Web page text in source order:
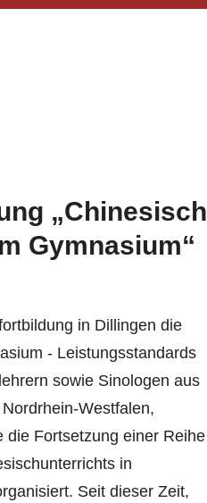
„Chinesisch
Gymnasium“
in Dillingen die
- Leistungsstandards
sowie Sinologen aus
Westfalen,
die Fortsetzung einer Reihe
in
Seit dieser Zeit,